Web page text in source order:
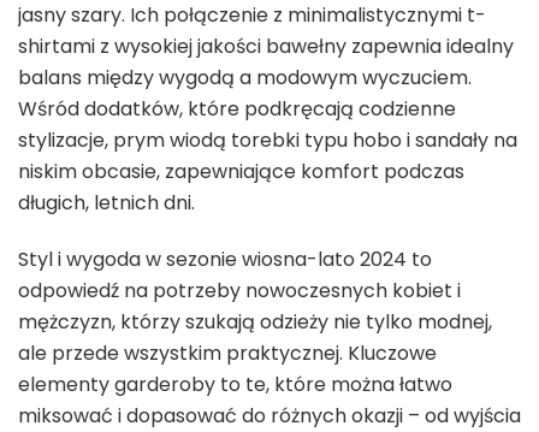
jasny szary. Ich połączenie z minimalistycznymi t-
shirtami z wysokiej jakości bawełny zapewnia idealny
balans między wygodą a modowym wyczuciem.
Wśród dodatków, które podkręcają codzienne
stylizacje, prym wiodą torebki typu hobo i sandały na
niskim obcasie, zapewniające komfort podczas
długich, letnich dni.
Styl i wygoda w sezonie wiosna-lato 2024 to
odpowiedź na potrzeby nowoczesnych kobiet i
mężczyzn, którzy szukają odzieży nie tylko modnej,
ale przede wszystkim praktycznej. Kluczowe
elementy garderoby to te, które można łatwo
miksować i dopasować do różnych okazji – od wyjścia